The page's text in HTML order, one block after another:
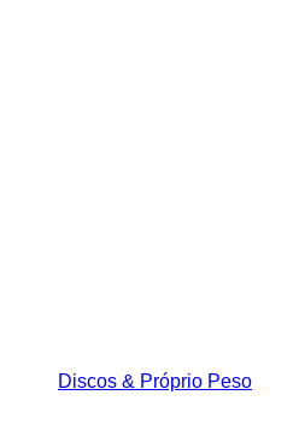
Discos & Próprio Peso